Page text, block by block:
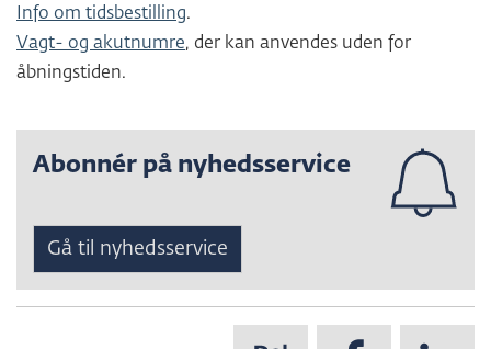
Info om tidsbestilling.
Vagt- og akutnumre, der kan anvendes uden for
åbningstiden.
Abonnér på nyhedsservice
Gå til nyhedsservice